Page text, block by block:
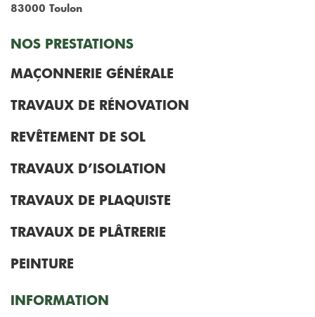
83000 Toulon
NOS PRESTATIONS
MAÇONNERIE GÉNÉRALE
TRAVAUX DE RÉNOVATION
REVÊTEMENT DE SOL
TRAVAUX D’ISOLATION
TRAVAUX DE PLAQUISTE
TRAVAUX DE PLÂTRERIE
PEINTURE
INFORMATION